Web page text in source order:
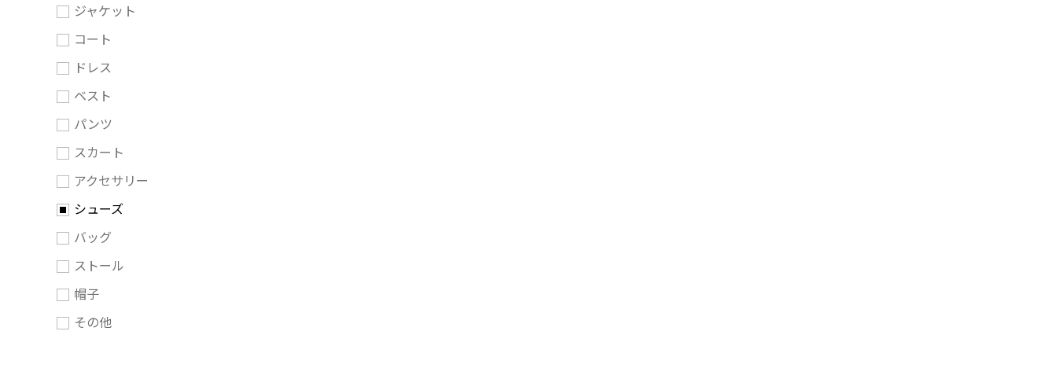
ジャケット
コート
ドレス
ベスト
パンツ
スカート
アクセサリー
シューズ
バッグ
ストール
帽子
その他